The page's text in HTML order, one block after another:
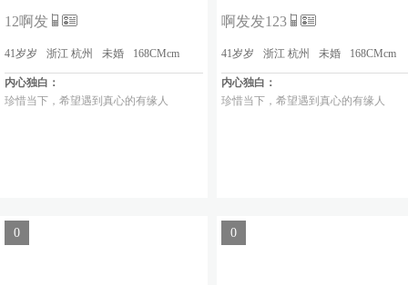
12啊发
41岁岁 浙江 杭州 未婚 168CMcm
内心独白：
珍惜当下，希望遇到真心的有缘人
啊发发123
41岁岁 浙江 杭州 未婚 168CMcm
内心独白：
珍惜当下，希望遇到真心的有缘人
0 0